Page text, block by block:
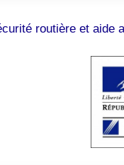
routière et aide